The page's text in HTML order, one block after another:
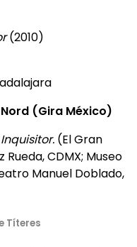
(2010)
(Gira México)
(El Gran
CDMX; Museo
Manuel Doblado,
Títeres